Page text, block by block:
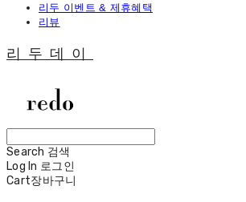
리두 이벤트 & 제휴혜택
리뷰
리두데이
Search 검색
Log In 로그인
Cart장바구니